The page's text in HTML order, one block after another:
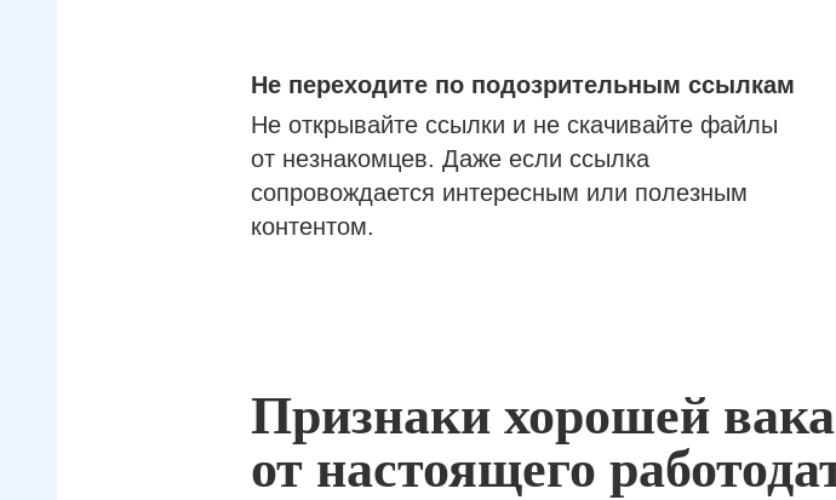
Не переходите по подозрительным ссылкам
Не открывайте ссылки и не скачивайте файлы
от незнакомцев. Даже если ссылка
сопровождается интересным или полезным
контентом.
Признаки хорошей
от настоящего